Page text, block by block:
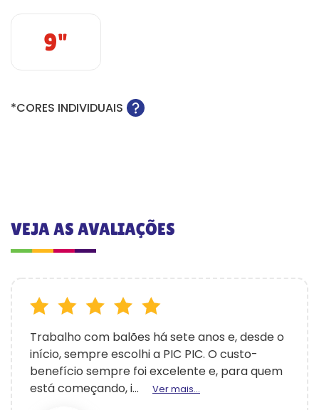
9"
*CORES INDIVIDUAIS
VEJA AS AVALIAÇÕES
Trabalho com balões há sete anos e, desde o
início, sempre escolhi a PIC PIC. O custo-
benefício sempre foi excelente e, para quem
está começando, i...
Ver mais...